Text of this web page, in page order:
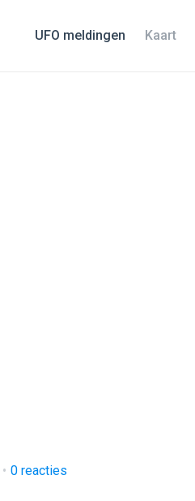
UFO meldingen Kaart
0 reacties